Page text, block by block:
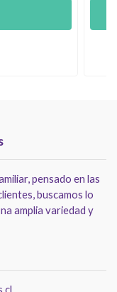
pensado en las
buscamos lo
amplia variedad y